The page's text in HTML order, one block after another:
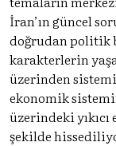
İran’ın güncel
doğrudan politik
karakterlerin
üzerinden
ekonomik
üzerindeki
şekilde